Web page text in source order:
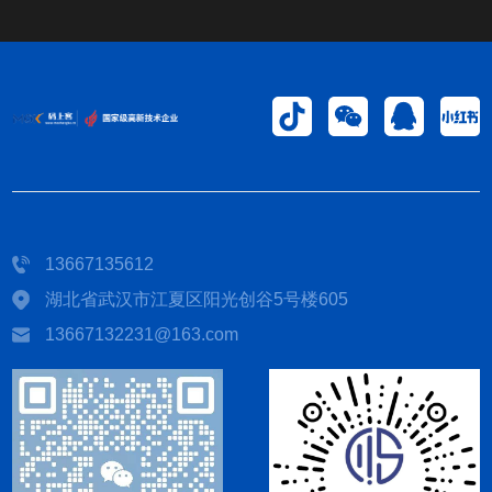
13667135612
湖北省武汉市江夏区阳光创谷5号楼605
13667132231@163.com